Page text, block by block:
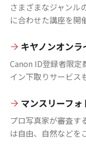
さまざまなジャンル
に合わせた講座を開
キヤノンオン
Canon ID登録者限定
イン下取りサービス
マンスリーフォ
プロ写真家が審査す
は自由、自然などを